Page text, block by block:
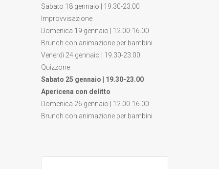
Sabato 18 gennaio | 19.30-23.00
Improvvisazione
Domenica 19 gennaio | 12.00-16.00
Brunch con animazione per bambini
Venerdì 24 gennaio | 19.30-23.00
Quizzone
Sabato 25 gennaio | 19.30-23.00
Apericena con delitto
Domenica 26 gennaio | 12.00-16.00
Brunch con animazione per bambini